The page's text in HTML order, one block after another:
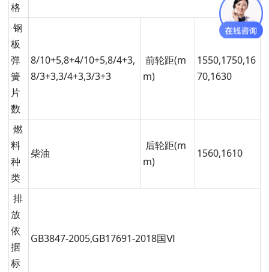
格
钢
板
弹
簧
片
数
8/10+5,8+4/10+5,8/4+3,
8/3+3,3/4+3,3/3+3
前轮距(m
m)
1550,1750,16
70,1630
燃
料
种
类
柴油
后轮距(m
m)
1560,1610
排
放
依
据
标
GB3847-2005,GB17691-2018国Ⅵ